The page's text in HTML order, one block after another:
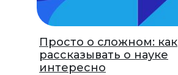
Просто о сложном: как
рассказывать о науке
интересно